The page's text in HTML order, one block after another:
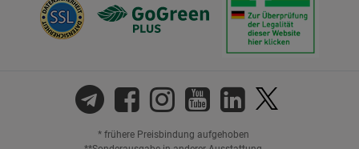
* frühere Preisbindung aufgehoben